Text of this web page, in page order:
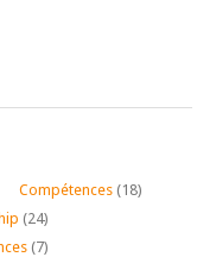
Compétences (18)
(24)
(7)